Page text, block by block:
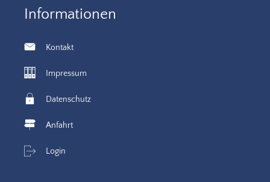
Informationen
Kontakt
Impressum
Datenschutz
Anfahrt
Login